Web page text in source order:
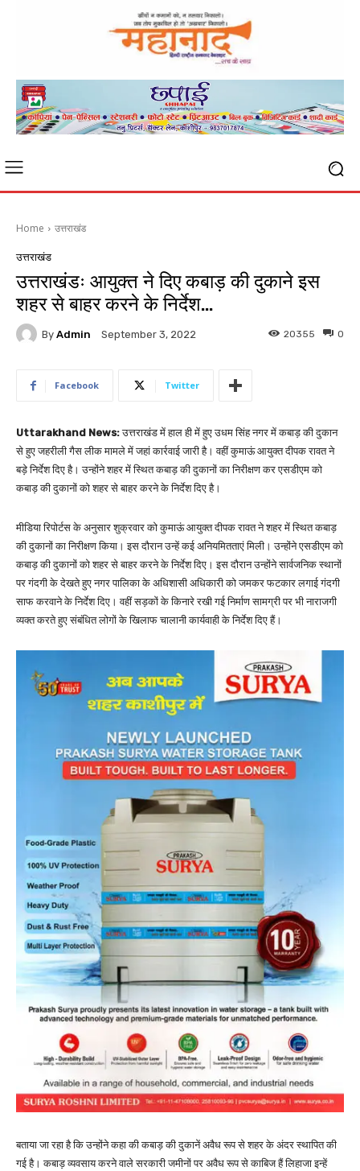
Home उत्तराखंड
उत्तराखंड
उत्तराखंडः आयुक्त ने दिए कबाड़ की दुकाने इस
शहर से बाहर करने के निर्देश…
By Admin September 3, 2022 0
20355
Facebook Twitter
Uttarakhand News:उत्तराखंड में हाल ही में हुए उधम सिंह नगर में कबाड़ की दुकान
से हुए जहरीली गैस लीक मामले में जहां कार्रवाई जारी है। वहीं कुमाऊं आयुक्त दीपक रावत ने
बड़े निर्देश दिए है। उन्होंने शहर में स्थित कबाड़ की दुकानों का निरीक्षण कर एसडीएम को
कबाड़ की दुकानों को शहर से बाहर करने के निर्देश दिए है।
मीडिया रिपोर्टस के अनुसार शुक्रवार को कुमाऊं आयुक्त दीपक रावत ने शहर में स्थित कबाड़
की दुकानों का निरीक्षण किया। इस दौरान उन्हें कई अनियमितताएं मिली। उन्होंने एसडीएम को
कबाड़ की दुकानों को शहर से बाहर करने के निर्देश दिए। इस दौरान उन्होंने सार्वजनिक स्थानों
पर गंदगी के देखते हुए नगर पालिका के अधिशासी अधिकारी को जमकर फटकार लगाई गंदगी
साफ करवाने के निर्देश दिए। वहीं सड़कों के किनारे रखी गई निर्माण सामग्री पर भी नाराजगी
व्यक्त करते हुए संबंधित लोगों के खिलाफ चालानी कार्यवाही के निर्देश दिए हैं।
बताया जा रहा है कि उन्होंने कहा की कबाड़ की दुकानें अवैध रूप से शहर के अंदर स्थापित की
गई है। कबाड़ व्यवसाय करने वाले सरकारी जमीनों पर अवैध रूप से काबिज हैं लिहाजा इन्हें